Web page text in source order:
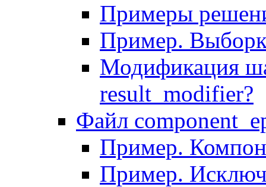
Примеры
Пример.
Модификация
result_modifier?
Файл
Пример.
Пример.